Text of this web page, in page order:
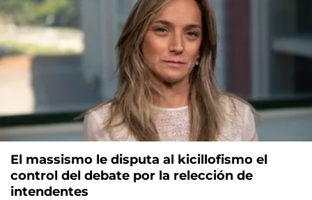
El massismo le disputa al kicillofismo el
control del debate por la relección de
intendentes